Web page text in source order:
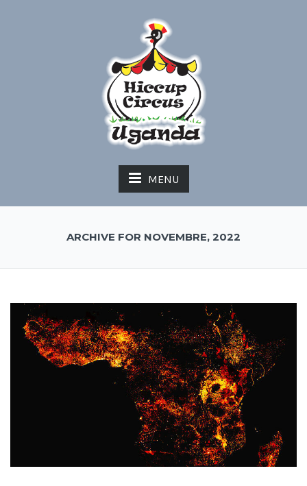
MENU
ARCHIVE FOR NOVEMBRE, 2022